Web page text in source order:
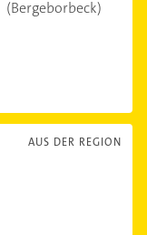
(Bergeborbeck)
AUS DER REGION